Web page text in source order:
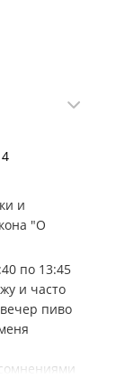
и
"О
по 13:45
и часто
пиво